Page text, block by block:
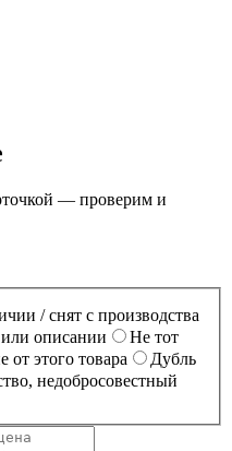
— проверим и
/ снят с производства
описании
Не тот
от этого товара
Дубль
недобросовестный